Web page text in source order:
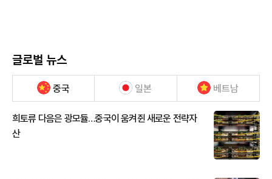
글로벌 뉴스
중국 일본 베트남
희토류 다음은 광모듈…중국이 움켜쥔 새로운 전략자
산